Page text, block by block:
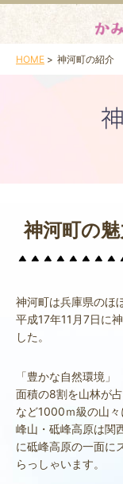
HOME 神河町の紹介
神河町の魅
神河町は兵庫県のほ
平成17年11月7日に
した。
「豊かな自然環境」
面積の8割を山林が
など1000ｍ級の山々
峰山・砥峰高原は関
に砥峰高原の一面に
らっしゃいます。